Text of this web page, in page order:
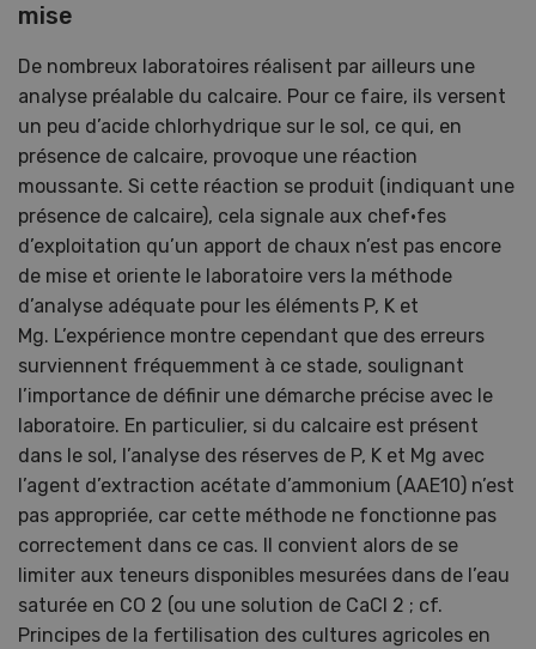
mise
De nombreux laboratoires réalisent par ailleurs une
analyse préalable du calcaire. Pour ce faire, ils versent
un peu d’acide chlorhydrique sur le sol, ce qui, en
présence de calcaire, provoque une réaction
moussante. Si cette réaction se produit (indiquant une
présence de calcaire), cela signale aux chef·fes
d’exploitation qu’un apport de chaux n’est pas encore
de mise et oriente le laboratoire vers la méthode
d’analyse adéquate pour les éléments P, K et
Mg. L’expérience montre cependant que des erreurs
surviennent fréquemment à ce stade, soulignant
l’importance de définir une démarche précise avec le
laboratoire. En particulier, si du calcaire est présent
dans le sol, l’analyse des réserves de P, K et Mg avec
l’agent d’extraction acétate d’ammonium (AAE10) n’est
pas appropriée, car cette méthode ne fonctionne pas
correctement dans ce cas. Il convient alors de se
limiter aux teneurs disponibles mesurées dans de l’eau
saturée en CO 2 (ou une solution de CaCl 2 ; cf.
Principes de la fertilisation des cultures agricoles en